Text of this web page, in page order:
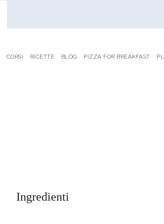
CORSI RICETTE BLOG PIZZA FOR BREAKFAST
Ingredienti